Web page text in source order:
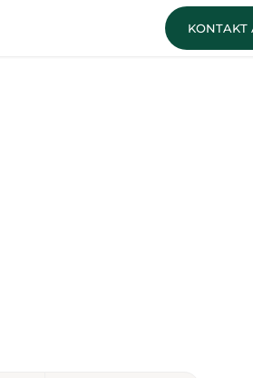
KONTAKT